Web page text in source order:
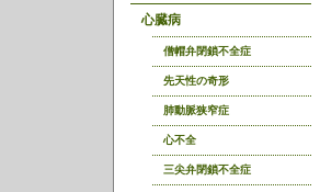
心臓病
僧帽弁閉鎖不全症
先天性の奇形
肺動脈狭窄症
心不全
三尖弁閉鎖不全症